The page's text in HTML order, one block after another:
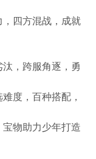
四方混战，成就
，跨服角逐，勇
度，百种搭配，
物助力少年打造